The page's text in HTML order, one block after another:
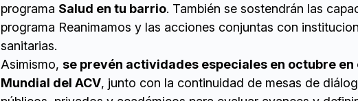
programa Salud en tu barrio. También se sostendrán las
programa Reanimamos y las acciones conjuntas con
sanitarias.
Asimismo, se prevén actividades especiales en octubre en
Mundial del ACV, junto con la continuidad de mesas de